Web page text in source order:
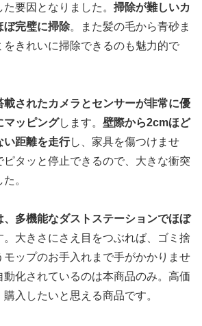
要因となりました。 掃除が難しいカ
ぼ完璧に掃除。また髪の毛から青砂ま
をきれいに掃除できるのも魅力的で
載されたカメラとセンサーが非常に優
マッピングします。 壁際から2cmほど
い距離を走行し、家具を傷つけませ
ピタッと停止できるので、大きな衝突
。
、多機能なダストステーションでほぼ
。大きさにさえ目をつぶれば、ゴミ捨
モップのお手入れまで手がかかりませ
動化されているのは本商品のみ。高価
入したいと思える商品です。